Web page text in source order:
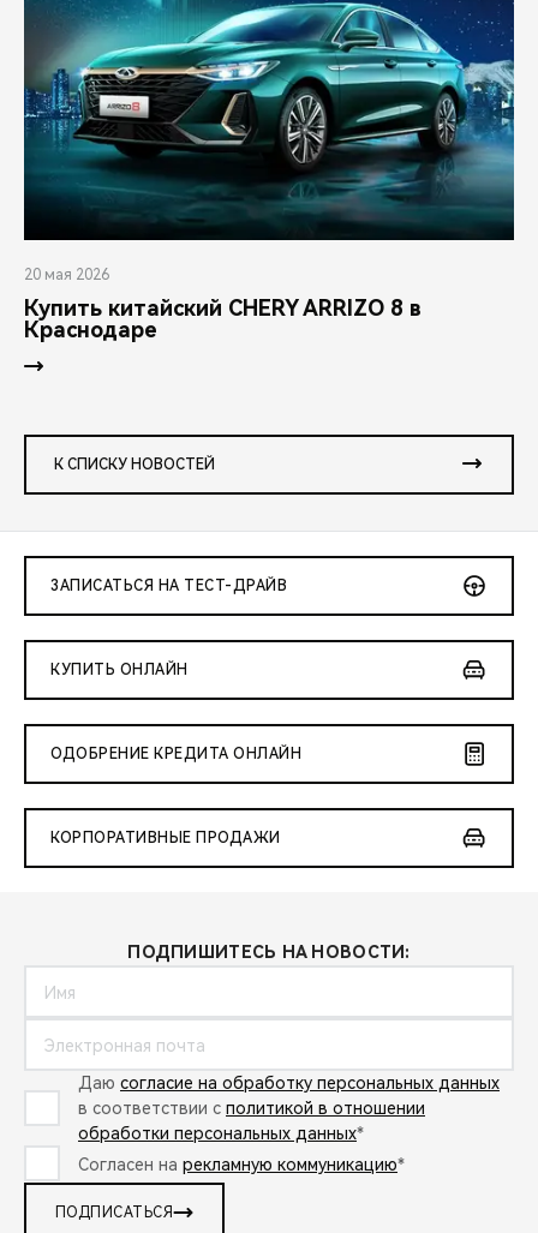
20 мая 2026
Купить китайский CHERY ARRIZO 8 в
Краснодаре
К СПИСКУ НОВОСТЕЙ
ЗАПИСАТЬСЯ НА ТЕСТ-ДРАЙВ
КУПИТЬ ОНЛАЙН
ОДОБРЕНИЕ КРЕДИТА ОНЛАЙН
КОРПОРАТИВНЫЕ ПРОДАЖИ
ПОДПИШИТЕСЬ НА НОВОСТИ:
Даю согласие на обработку персональных данных
в соответствии с политикой в отношении
обработки персональных данных*
Согласен на рекламную коммуникацию*
ПОДПИСАТЬСЯ